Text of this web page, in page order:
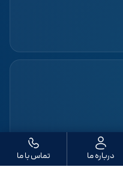
درباره ما تماس با ما